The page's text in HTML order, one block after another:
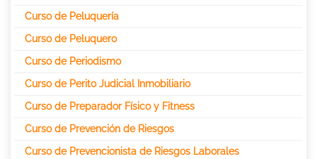
Curso de Peluquería
Curso de Peluquero
Curso de Periodismo
Curso de Perito Judicial Inmobiliario
Curso de Preparador Físico y Fitness
Curso de Prevención de Riesgos
Curso de Prevencionista de Riesgos Laborales